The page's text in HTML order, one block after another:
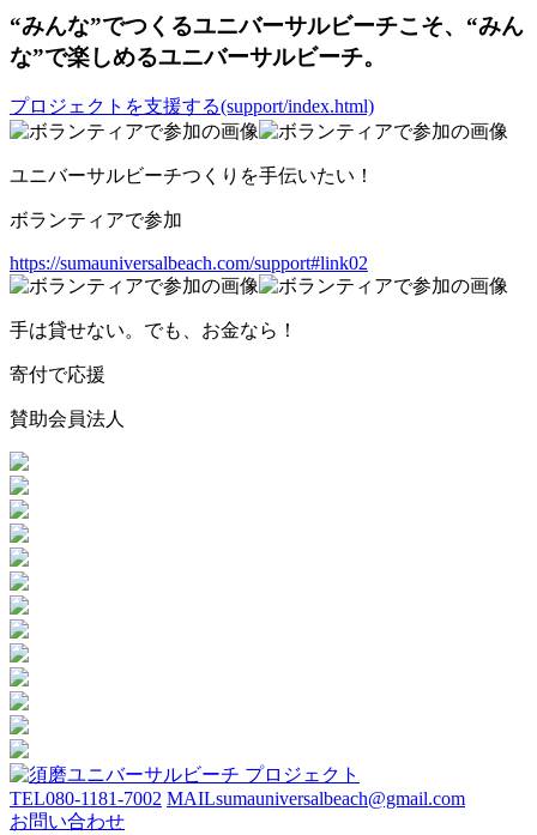
“みんな”でつくるユニバーサルビーチこそ、“みん
な”で楽しめるユニバーサルビーチ。
プロジェクトを支援する(support/index.html)
ユニバーサルビーチつくりを手伝いたい！
ボランティアで参加
https://sumauniversalbeach.com/support#link02
手は貸せない。でも、お金なら！
寄付で応援
賛助会員法人
TEL080-1181-7002 MAILsumauniversalbeach@gmail.com
お問い合わせ